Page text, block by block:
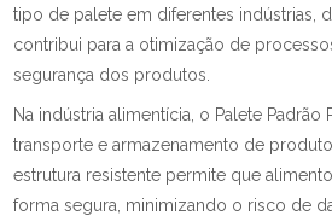
tipo de palete em diferentes indústrias,
contribui para a otimização de
segurança dos produtos.
Na indústria alimentícia, o Palete Padrão
transporte e armazenamento de
estrutura resistente permite que
forma segura, minimizando o risco de